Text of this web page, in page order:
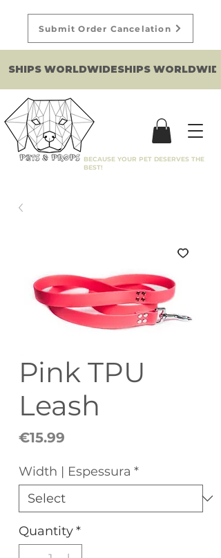
BECAUSE YOUR PET DESERVES THE
BEST!
SHIPS WORLDWIDE
Submit Order Cancelation
Pink TPU
Leash
€15.99
Width | Espessura *
Quantity*